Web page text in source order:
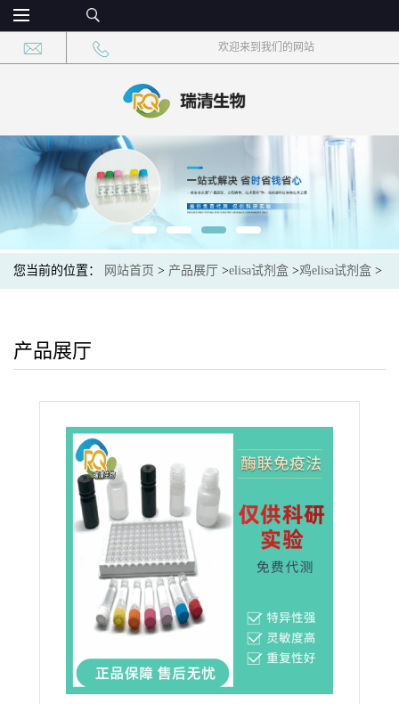
欢迎来到我们的网站
您当前的位置： 网站首页 > 产品展厅 >elisa试剂盒 >鸡elisa试剂盒 >
产品展厅